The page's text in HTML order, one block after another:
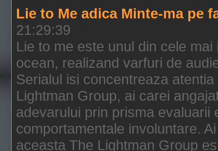
Lie to Me adica Minte-ma pe
21:29:39
Lie to me este unul din cele
ocean, realizand varfuri de
Serialul isi concentreaza
Lightman Group, ai carei
adevarului prin prisma evaluarii
comportamentale involuntare.
aceasta The Lightman Group